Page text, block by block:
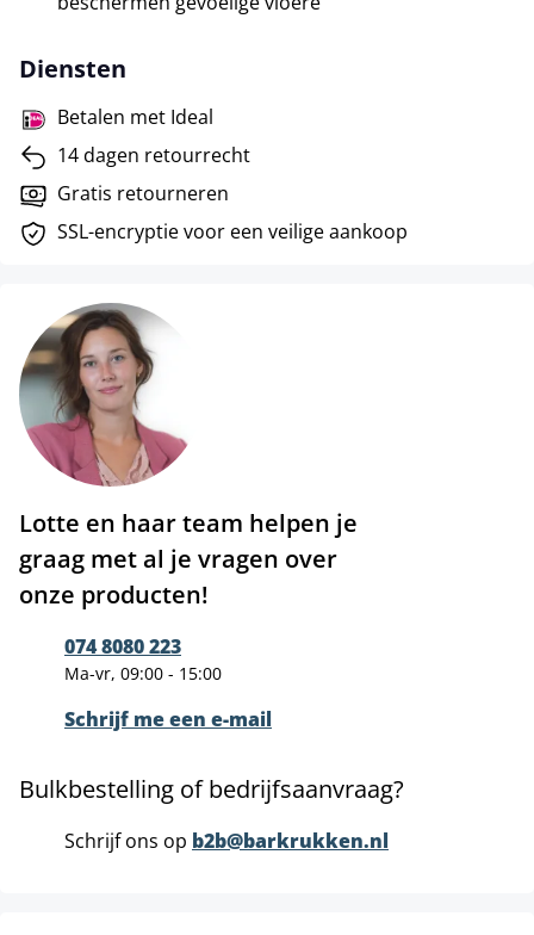
Diensten
Betalen met Ideal
14 dagen retourrecht
Gratis retourneren
SSL-encryptie voor een veilige aankoop
Lotte en haar team helpen je
graag met al je vragen over
onze producten!
074 8080 223
Ma-vr, 09:00 - 15:00
Schrijf me een e-mail
Bulkbestelling of bedrijfsaanvraag?
Schrijf ons op b2b@barkrukken.nl